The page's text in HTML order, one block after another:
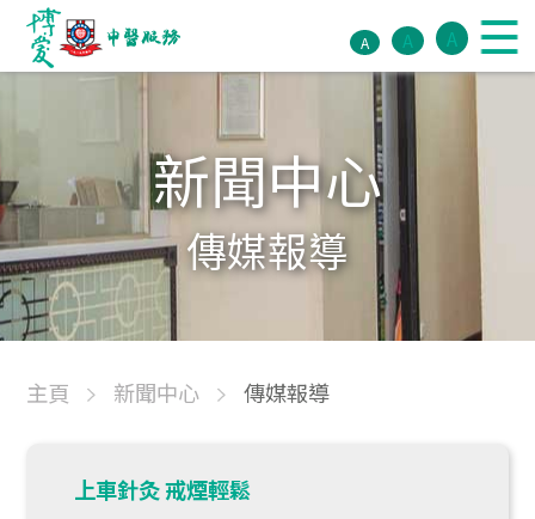
A A A
新聞中心
傳媒報導
主頁 新聞中心 傳媒報導
上車針灸 戒煙輕鬆